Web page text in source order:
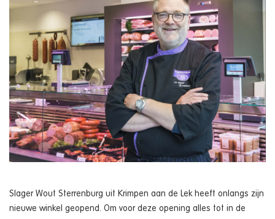
Slager Wout Sterrenburg uit Krimpen aan de Lek heeft onlangs zijn
nieuwe winkel geopend. Om voor deze opening alles tot in de